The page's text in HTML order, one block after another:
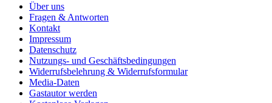
Über uns
Fragen & Antworten
Kontakt
Impressum
Datenschutz
Nutzungs- und Geschäftsbedingungen
Widerrufsbelehrung & Widerrufsformular
Media-Daten
Gastautor werden